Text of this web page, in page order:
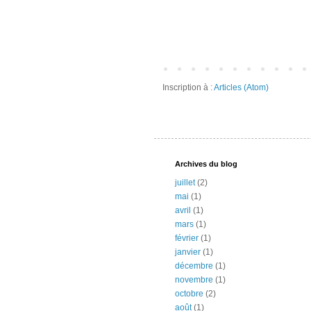
Inscription à :Articles (Atom)
Archives du blog
juillet(2)
mai (1)
avril (1)
mars (1)
février (1)
janvier (1)
décembre (1)
novembre (1)
octobre (2)
août(1)